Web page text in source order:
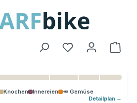
Knochen Innereien 🥕 Gemüse
Detailplan →